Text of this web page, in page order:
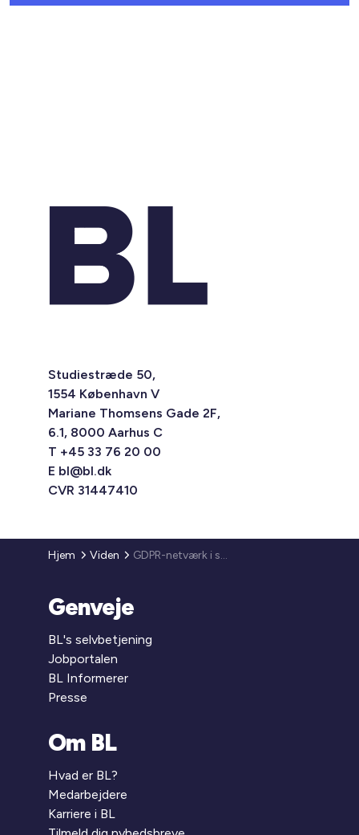
Studiestræde 50,
1554 København V
Mariane Thomsens Gade 2F,
6.1, 8000 Aarhus C
T +45 33 76 20 00
E bl@bl.dk
CVR 31447410
Hjem Viden GDPR-netværk i samarbejde med Accura Advokatpartnerskab
Genveje
BL's selvbetjening
Jobportalen
BL Informerer
Presse
Om BL
Hvad er BL?
Medarbejdere
Karriere i BL